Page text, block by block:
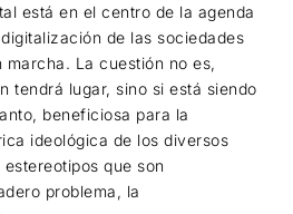
está en el centro de la agenda
de las sociedades
marcha. La cuestión no es,
tendrá lugar, sino si está siendo
beneficiosa para la
ideológica de los diversos
que son
problema, la